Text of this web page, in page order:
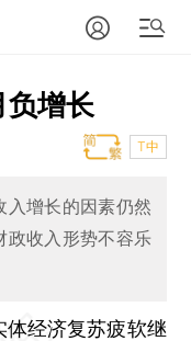
负增长
T中
入增长的因素仍然
政收入形势不容乐
体经济复苏疲软继